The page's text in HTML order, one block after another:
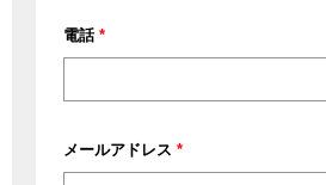
名、
部
電話 *
メールアドレス *